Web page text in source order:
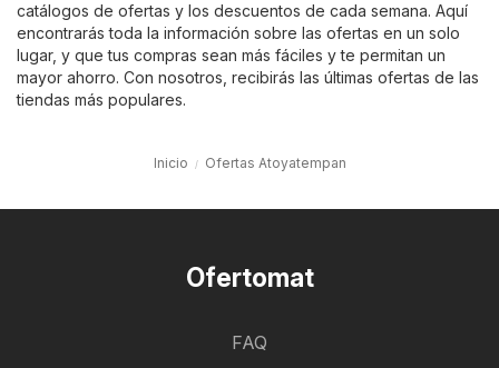
catálogos de ofertas y los descuentos de cada semana. Aquí
encontrarás toda la información sobre las ofertas en un solo
lugar, y que tus compras sean más fáciles y te permitan un
mayor ahorro. Con nosotros, recibirás las últimas ofertas de las
tiendas más populares.
Inicio Ofertas Atoyatempan
Ofertomat
FAQ